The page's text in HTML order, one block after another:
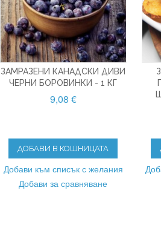
ЗАМРАЗЕНИ КАНАДСКИ ДИВИ
ЧЕРНИ БОРОВИНКИ - 1 КГ
9,08 €
ДОБАВИ В КОШНИЦАТА
Добави към списък с желания
Добави за сравняване